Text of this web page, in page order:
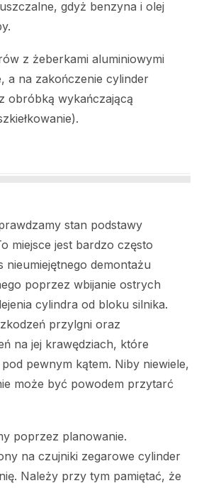
gdyż benzyna i olej
z żeberkami aluminiowymi
a na zakończenie cylinder
obróbką wykańczającą
stan podstawy
miejsce jest bardzo często
nieumiejętnego demontażu
poprzez wbijanie ostrych
cylindra od bloku silnika.
przylgni oraz
na jej krawędziach, które
pewnym kątem. Niby niewiele,
może być powodem przytarć
poprzez planowanie.
na czujniki zegarowe cylinder
Należy przy tym pamiętać, że